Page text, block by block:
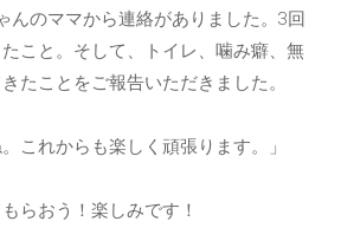
んのママから連絡がありました。3回
こと。そして、トイレ、噛み癖、無
たことをご報告いただきました。
これからも楽しく頑張ります。」
らおう！楽しみです！